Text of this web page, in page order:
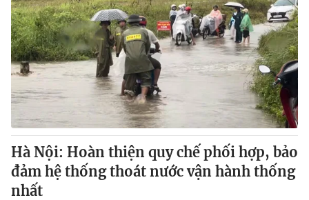
VTV Sức khoẻ Bất động sản
Thị trường 24h Tấm lòng Việt
VTV4 Vươn mình bằng AI
VTV9
Liên hệ tòa soạn
Hà Nội: Hoàn thiện quy chế phối hợp, bảo
đảm hệ thống thoát nước vận hành thống
nhất